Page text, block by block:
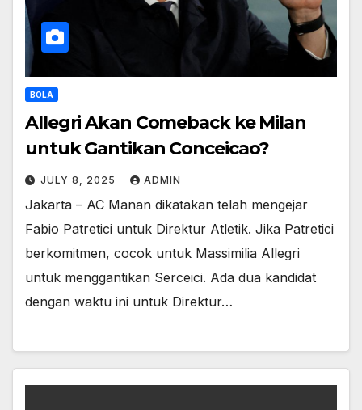
BOLA
Allegri Akan Comeback ke Milan
untuk Gantikan Conceicao?
JULY 8, 2025 ADMIN
Jakarta – AC Manan dikatakan telah mengejar
Fabio Patretici untuk Direktur Atletik. Jika Patretici
berkomitmen, cocok untuk Massimilia Allegri
untuk menggantikan Serceici. Ada dua kandidat
dengan waktu ini untuk Direktur…